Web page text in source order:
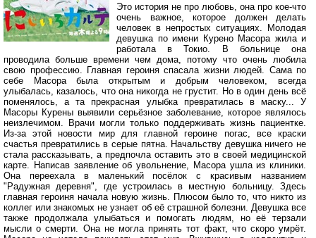
Это история не про любовь, она про кое-что
очень важное, которое должен делать
человек в непростых ситуациях. Молодая
девушка по имени Курено Масора жила и
работала в Токио. В больнице она
проводила больше времени чем дома, потому что очень любила
свою профессию. Главная героиня спасала жизни людей. Сама по
себе Масора была открытым и добрым человеком, всегда
улыбалась, казалось, что она никогда не грустит. Но в один день всё
поменялось, а та прекрасная улыбка превратилась в маску... У
Масоры Курены выявили серьёзное заболевание, которое являлось
неизлечимом. Врачи могли только поддерживать жизнь пациентке.
Из-за этой новости мир для главной героине погас, все краски
счастья превратились в серые пятна. Начальству девушка ничего не
стала рассказывать, а предпочла оставить это в своей медицинской
карте. Написав заявление об увольнение, Масора ушла из клиники.
Она переехала в маленький посёлок с красивым названием
"Радужная деревня", где устроилась в местную больницу. Здесь
главная героиня начала новую жизнь. Плюсом было то, что никто из
коллег или знакомых не узнает об её страшной болезни. Девушка все
также продолжала улыбаться и помогать людям, но её терзали
мысли о смерти. Она не могла принять тот факт, что скоро умрёт.